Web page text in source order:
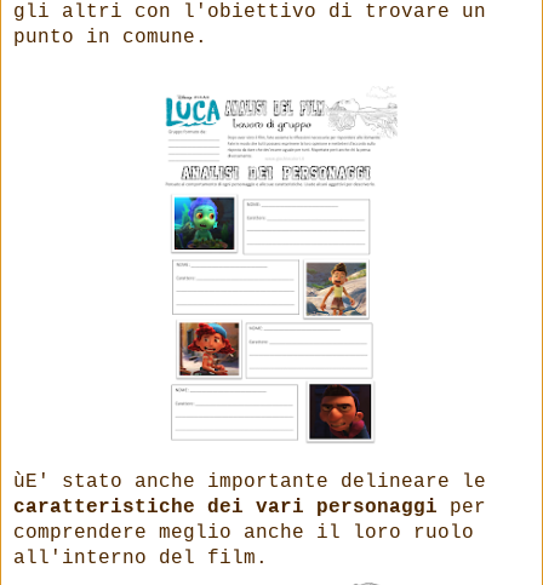
gli altri con l'obiettivo di trovare un
punto in comune.
ùE' stato anche importante delineare le
caratteristiche dei vari personaggi per
comprendere meglio anche il loro ruolo
all'interno del film.